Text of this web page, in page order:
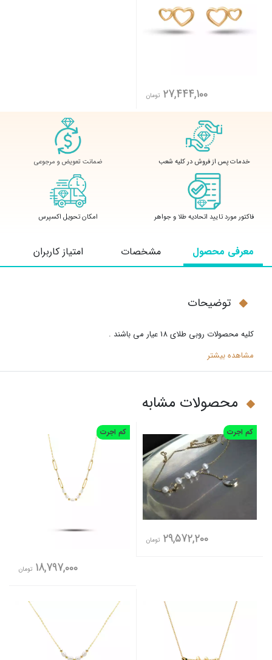
27,444,100 تومان
خدمات پس از فروش در کلیه شعب ضمانت تعویض و مرجوعی
فاکتور مورد تایید اتحادیه طلا و جواهر امکان تحویل اکسپرس
معرفی محصول مشخصات امتیاز کاربران
توضیحات
کلیه محصولات روبی طلای 18 عیار می باشند .
مشاهده بیشتر
محصولات مشابه
کم اجرت
29,572,200 تومان
کم اجرت
18,797,000 تومان